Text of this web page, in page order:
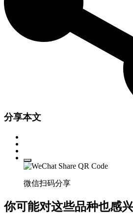
分享本文
微信扫码分享
你可能对这些品种也感